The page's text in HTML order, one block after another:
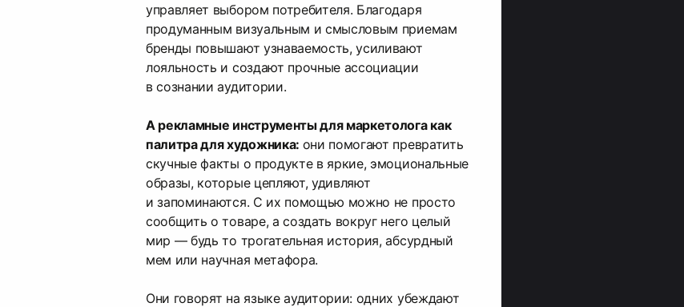
управляет выбором потребителя. Благодаря
продуманным визуальным и смысловым приемам
бренды повышают узнаваемость, усиливают
лояльность и создают прочные ассоциации
в сознании аудитории.
А рекламные инструменты для маркетолога как
палитра для художника: они помогают превратить
скучные факты о продукте в яркие, эмоциональные
образы, которые цепляют, удивляют
и запоминаются. С их помощью можно не просто
сообщить о товаре, а создать вокруг него целый
мир — будь то трогательная история, абсурдный
мем или научная метафора.
Они говорят на языке аудитории: одних убеждают